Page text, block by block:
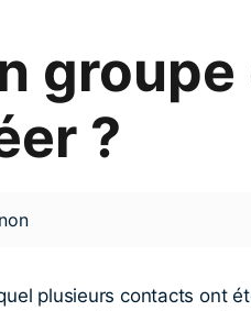
groupe
?
plusieurs contacts ont